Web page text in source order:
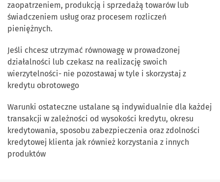
zaopatrzeniem, produkcją i sprzedażą towarów lub
świadczeniem usług oraz procesem rozliczeń
pieniężnych.
Jeśli chcesz utrzymać równowagę w prowadzonej
działalności lub czekasz na realizację swoich
wierzytelności- nie pozostawaj w tyle i skorzystaj z
kredytu obrotowego
Warunki ostateczne ustalane są indywidualnie dla każdej
transakcji w zależności od wysokości kredytu, okresu
kredytowania, sposobu zabezpieczenia oraz zdolności
kredytowej klienta jak również korzystania z innych
produktów